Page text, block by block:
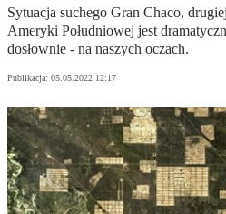
Sytuacja suchego Gran Chaco,
Ameryki Południowej jest
dosłownie - na naszych oczach.
Publikacja: 05.05.2022 12:17